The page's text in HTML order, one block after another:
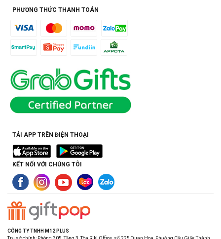
PHƯƠNG THỨC THANH TOÁN
TẢI APP TRÊN ĐIỆN THOẠI
KẾT NỐI VỚI CHÚNG TÔI
CÔNG TY TNHH M12 PLUS